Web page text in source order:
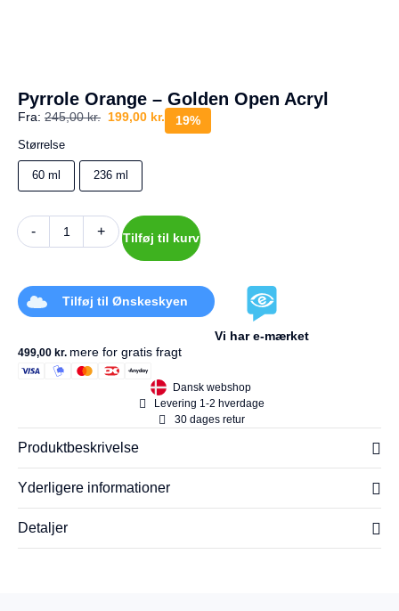
t
u
Din
kurv
tom.
Pyrrole Orange – Golden Open Acryl
Fra: 245,00kr. 199,00 kr. 19%
Størrelse
60 ml 236 ml
- + Tilføj til kurv
Tilføj til Ønskeskyen
Vi har e-mærket
499,00 kr. mere for gratis fragt
Dansk webshop
Levering 1-2 hverdage
30 dages retur
Produktbeskrivelse
Yderligere informationer
Detaljer